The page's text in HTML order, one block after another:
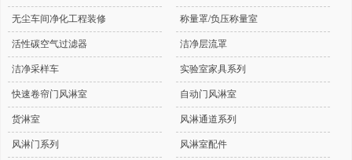
无尘车间净化工程装修 称量罩/负压称量室
活性碳空气过滤器 洁净层流罩
洁净采样车 实验室家具系列
快速卷帘门风淋室 自动门风淋室
货淋室 风淋通道系列
风淋门系列 风淋室配件